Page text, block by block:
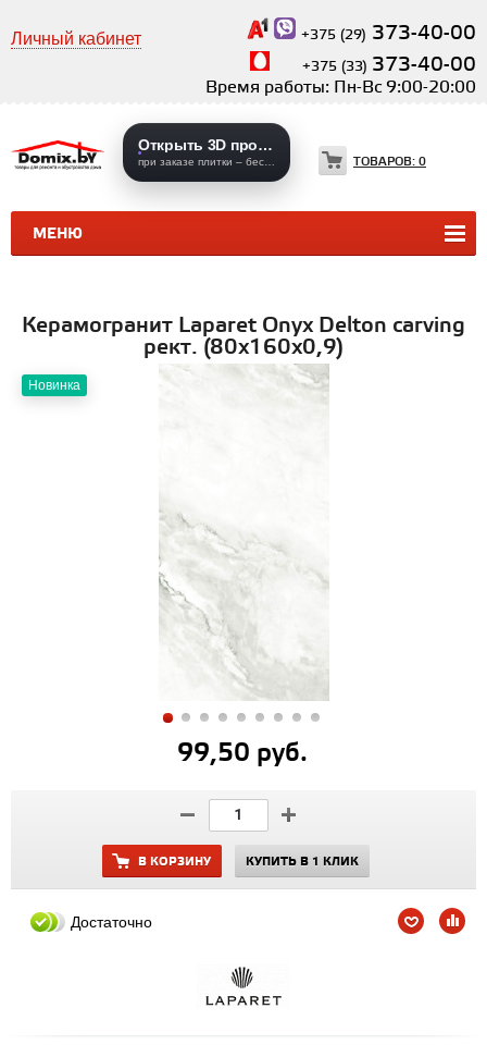
Личный кабинет +375 (29) 373-40-00
+375 (33) 373-40-00
Время работы: Пн-Вс 9:00-20:00
МЕНЮ
Открыть 3D проекты
ТОВАРОВ: 0
КЕРАМИЧЕСКАЯ ПЛИТКА
Керамогранит Laparet Onyx Delton carving
рект. (80х160х0,9)
Новинка
99,50 руб.
В КОРЗИНУ КУПИТЬ В 1 КЛИК
Достаточно